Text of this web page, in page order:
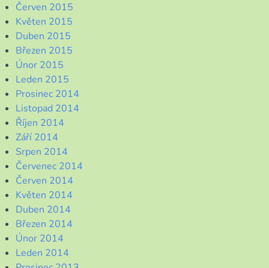
Červen 2015
Květen 2015
Duben 2015
Březen 2015
Únor 2015
Leden 2015
Prosinec 2014
Listopad 2014
Říjen 2014
Září 2014
Srpen 2014
Červenec 2014
Červen 2014
Květen 2014
Duben 2014
Březen 2014
Únor 2014
Leden 2014